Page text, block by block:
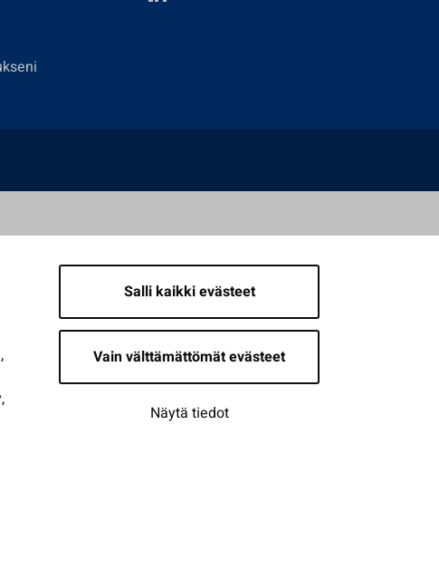
Salli kaikki evästeet
Vain välttämättömät evästeet
Näytä tiedot